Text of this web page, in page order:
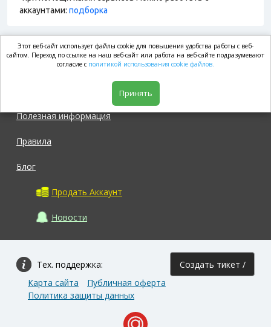
аккаунтами: подборка
market.com
Полезная информация
Правила
Блог
Продать Аккаунт
Новости
Тех. поддержка: Создать тикет /
Карта сайта
Публичная оферта
Политика защиты данных
Этот веб-сайт использует файлы cookie для повышения удобства работы с веб-
сайтом. Переход по ссылке на наш веб-сайт или работа на веб-сайте подразумевают
согласие с политикой использования cookie файлов.
Принять